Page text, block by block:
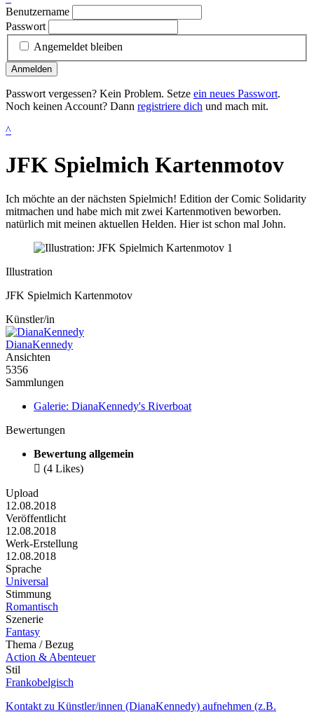
Benutzername
Passwort
Angemeldet bleiben
Anmelden
Passwort vergessen? Kein Problem. Setze ein neues Passwort.
Noch keinen Account? Dann registriere dich und mach mit.
^
JFK Spielmich Kartenmotov
Ich möchte an der nächsten Spielmich! Edition der Comic Solidarity
mitmachen und habe mich mit zwei Kartenmotiven beworben.
natürlich mit meinen aktuellen Helden. Hier ist schon mal John.
Illustration
JFK Spielmich Kartenmotov
Künstler/in
DianaKennedy
Ansichten
5356
Sammlungen
Galerie: DianaKennedy's Riverboat
Bewertungen
Bewertung allgemein
 (4 Likes)
Upload
12.08.2018
Veröffentlicht
12.08.2018
Werk-Erstellung
12.08.2018
Sprache
Universal
Stimmung
Romantisch
Szenerie
Fantasy
Thema / Bezug
Action & Abenteuer
Stil
Frankobelgisch
Kontakt zu Künstler/innen (DianaKennedy) aufnehmen (z.B.